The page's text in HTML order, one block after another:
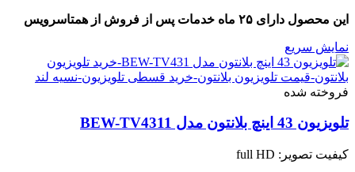
این محصول دارای ۲۵ ماه خدمات پس از فروش از همتاسرویس
نمایش سریع
فروخته شده
تلویزیون 43 اینچ بلانتون مدل BEW-TV4311
کیفیت تصویر: full HD